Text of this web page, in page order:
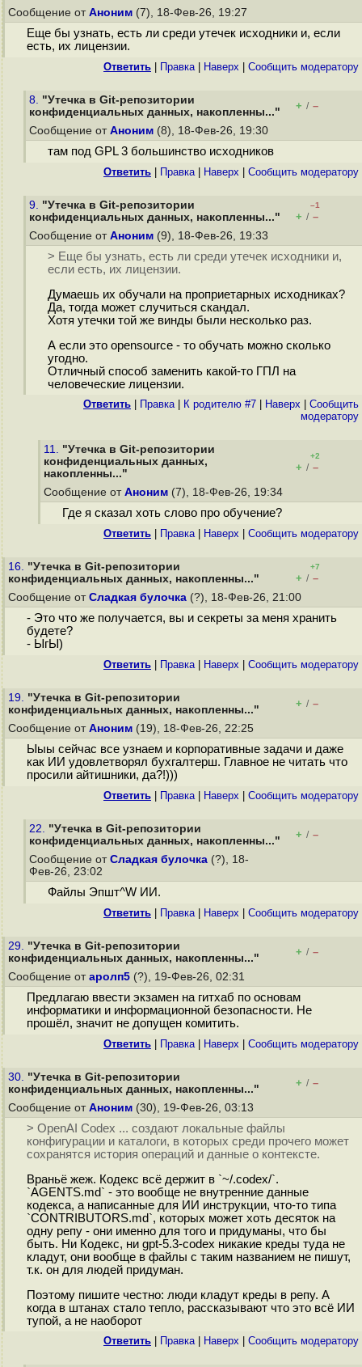
Сообщение от Аноним (7), 18-Фев-26, 19:27
Еще бы узнать, есть ли среди утечек исходники и, если
есть, их лицензии.
Ответить Правка| Наверх Cообщить модератору
8. "Утечка в Git-репозитории
конфиденциальных данных, накопленны..."
+ / –
Сообщение от Аноним (8), 18-Фев-26, 19:30
там под GPL 3 большинство исходников
Ответить Правка| Наверх Cообщить модератору
9. "Утечка в Git-репозитории
конфиденциальных данных, накопленны..."
–1
+ / –
Сообщение от Аноним (9), 18-Фев-26, 19:33
> Еще бы узнать, есть ли среди утечек исходники и,
если есть, их лицензии.
Думаешь их обучали на проприетарных исходниках?
Да, тогда может случиться скандал.
Хотя утечки той же винды были несколько раз.
А если это opensource - то обучать можно сколько
угодно.
Отличный способ заменить какой-то ГПЛ на
человеческие лицензии.
Ответить Правка| К родителю #7 Наверх
Cообщить
модератору
11. "Утечка в Git-репозитории
конфиденциальных данных,
накопленны..."
+2
+ / –
Сообщение от Аноним (7), 18-Фев-26, 19:34
Где я сказал хоть слово про обучение?
Ответить Правка| Наверх Cообщить модератору
16. "Утечка в Git-репозитории
конфиденциальных данных, накопленны..."
+7
+ / –
Сообщение от Сладкая булочка (?), 18-Фев-26, 21:00
- Это что же получается, вы и секреты за меня хранить
будете?
- ЫгЫ)
Ответить Правка| Наверх Cообщить модератору
19. "Утечка в Git-репозитории
конфиденциальных данных, накопленны..."
+ / –
Сообщение от Аноним (19), 18-Фев-26, 22:25
Ыыы сейчас все узнаем и корпоративные задачи и даже
как ИИ удовлетворял бухгалтерш. Главное не читать что
просили айтишники, да?!)))
Ответить Правка| Наверх Cообщить модератору
22. "Утечка в Git-репозитории
конфиденциальных данных, накопленны..."
+ / –
Сообщение от Сладкая булочка (?), 18-
Фев-26, 23:02
Файлы Эпшт^W ИИ.
Ответить Правка| Наверх Cообщить модератору
29. "Утечка в Git-репозитории
конфиденциальных данных, накопленны..."
+ / –
Сообщение от аролп5 (?), 19-Фев-26, 02:31
Предлагаю ввести экзамен на гитхаб по основам
информатики и информационной безопасности. Не
прошёл, значит не допущен комитить.
Ответить Правка| Наверх Cообщить модератору
30. "Утечка в Git-репозитории
конфиденциальных данных, накопленны..."
+ / –
Сообщение от Аноним (30), 19-Фев-26, 03:13
> OpenAI Codex ... создают локальные файлы
конфигурации и каталоги, в которых среди прочего может
сохранятся история операций и данные о контексте.
Враньё жеж. Кодекс всё держит в `~/.codex/`.
`AGENTS.md` - это вообще не внутренние данные
кодекса, а написанные для ИИ инструкции, что-то типа
`CONTRIBUTORS.md`, которых может хоть десяток на
одну репу - они именно для того и придуманы, что бы
быть. Ни Кодекс, ни gpt-5.3-codex никакие креды туда не
кладут, они вообще в файлы с таким названием не пишут,
т.к. он для людей придуман.
Поэтому пишите честно: люди кладут креды в репу. А
когда в штанах стало тепло, рассказывают что это всё ИИ
тупой, а не наоборот
Ответить Правка| Наверх Cообщить модератору